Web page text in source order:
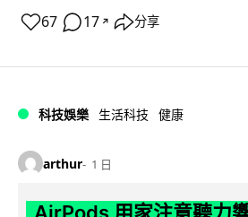
67 17 ↗ 分享
科技娛樂 生活科技 健康
arthur 1 日